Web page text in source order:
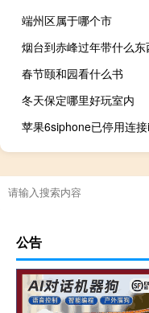
端州区属于哪个市
烟台到赤峰过年带什么东
春节颐和园看什么书
冬天保定哪里好玩室内
公告